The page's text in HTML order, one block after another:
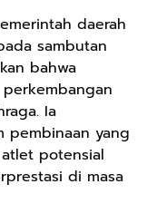
daerah
sambutan
bahwa
Ia
pembinaan yang
potensial
di masa